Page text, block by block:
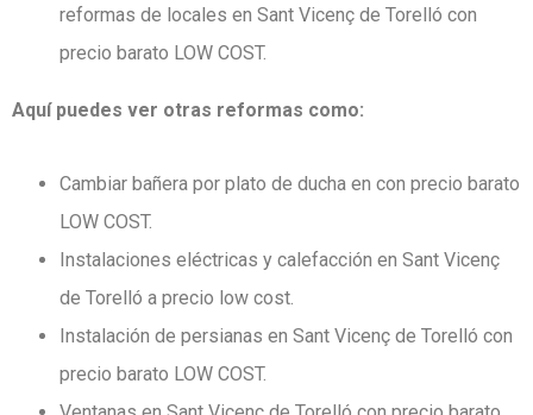
reformas de locales en Sant Vicenç de Torelló con
precio barato LOW COST.
Aquí puedes ver otras reformas como:
Cambiar bañera por plato de ducha en con precio barato
LOW COST.
Instalaciones eléctricas y calefacción en Sant Vicenç
de Torelló a precio low cost.
Instalación de persianas en Sant Vicenç de Torelló con
precio barato LOW COST.